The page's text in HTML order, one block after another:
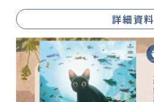
詳細資料